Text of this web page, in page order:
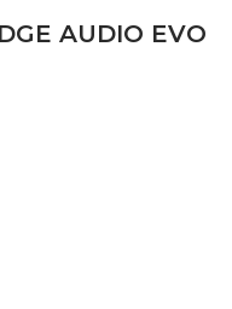
AUDIO EVO